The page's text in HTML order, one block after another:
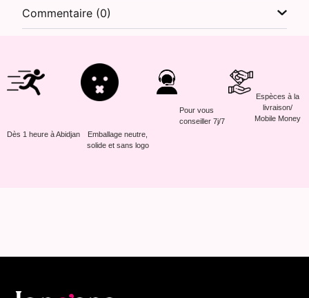
Commentaire (0)
Dès 1 heure à Abidjan
Emballage neutre,
solide et sans logo
Pour vous
conseiller 7j/7
Espèces à la
livraison/
Mobile Money